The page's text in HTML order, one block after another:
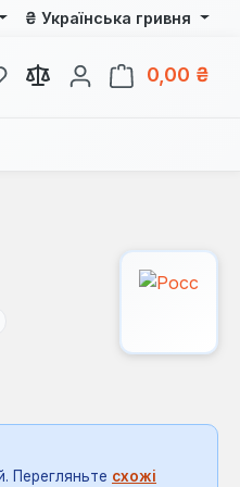
₴ Українська гривня
У вас є 0 у списку бажань
0,00 ₴
Перегляньте схожі